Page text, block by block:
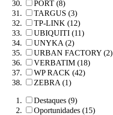
PORT (8)
TARGUS (3)
TP-LINK (12)
UBIQUITI (11)
UNYKA (2)
URBAN FACTORY (2)
VERBATIM (18)
WP RACK (42)
ZEBRA (1)
Destaques (9)
Oportunidades (15)